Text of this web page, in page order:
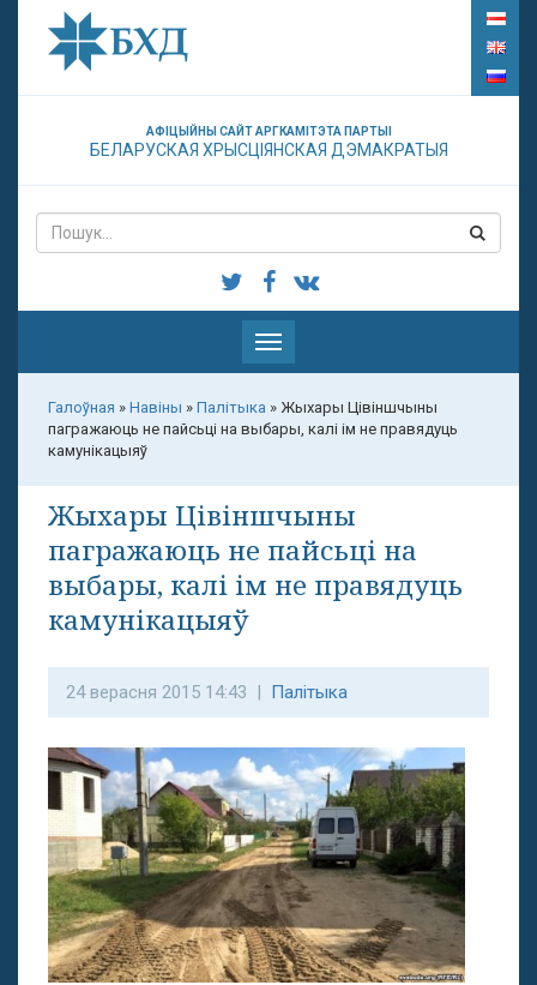
АФІЦЫЙНЫ САЙТ АРГКАМІТЭТА ПАРТЫІ
БЕЛАРУСКАЯ ХРЫСЦІЯНСКАЯ ДЭМАКРАТЫЯ
Паказаць
меню
Галоўная » Навіны » Палітыка » Жыхары Цівіншчыны
пагражаюць не пайсьці на выбары, калі ім не правядуць
камунікацыяў
Жыхары Цівіншчыны
пагражаюць не пайсьці на
выбары, калі ім не правядуць
камунікацыяў
24 верасня 2015 14:43 | Палітыка